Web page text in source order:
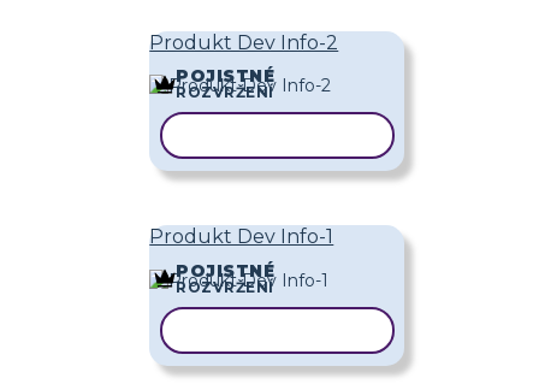
Produkt Dev Info-2
POJISTNÉ
ROZVRŽENÍ
Produkt Dev Info-1
POJISTNÉ
ROZVRŽENÍ